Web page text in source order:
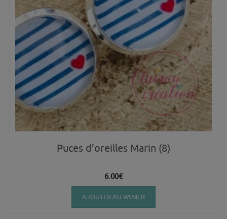
Puces d’oreilles Marin (8)
6.00€
AJOUTER AU PANIER